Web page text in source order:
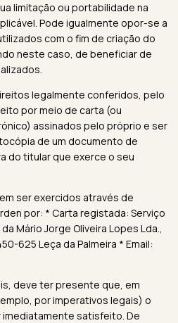
limitação ou portabilidade na
Pode igualmente opor-se a
com o fim de criação do
neste caso, de beneficiar de
legalmente conferidos, pelo
por meio de carta (ou
assinados pelo próprio e ser
de um documento de
do titular que exerce o seu
ser exercidos através de
por: * Carta registada: Serviço
Mário Jorge Oliveira Lopes Lda.,
625 Leça da Palmeira * Email:
deve ter presente que, em
por imperativos legais) o
satisfeito. De